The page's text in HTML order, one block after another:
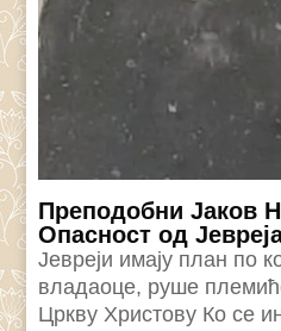
Преподобни Јаков
Опасност од
Јевреји имају план по
владаоце, руше
Цркву Христову Ко се